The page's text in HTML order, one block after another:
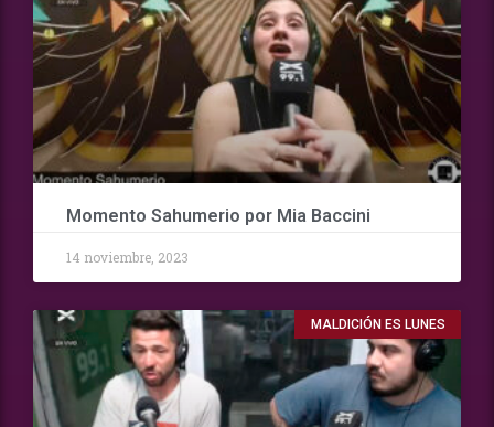
Momento Sahumerio por Mia Baccini
14 noviembre, 2023
MALDICIÓN ES LUNES